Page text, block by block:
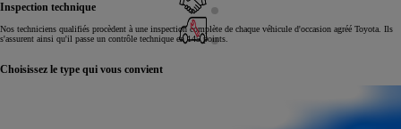
Inspection technique
Nos techniciens qualifiés procèdent à une inspection complète de chaque véhicule d'occasion agréé Toyota. Ils
s'assurent ainsi qu'il passe un contrôle technique en 145 points.
Choisissez le type qui vous convient